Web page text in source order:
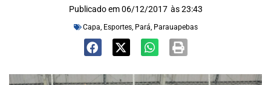
Publicado em 06/12/2017 às 23:43
Capa, Esportes, Pará, Parauapebas